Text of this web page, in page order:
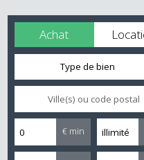
Achat
Type de bien
€ min